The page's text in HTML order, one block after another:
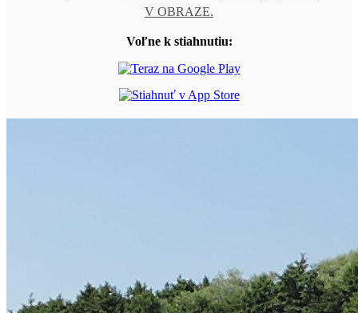
V OBRAZE.
Voľne k stiahnutiu: